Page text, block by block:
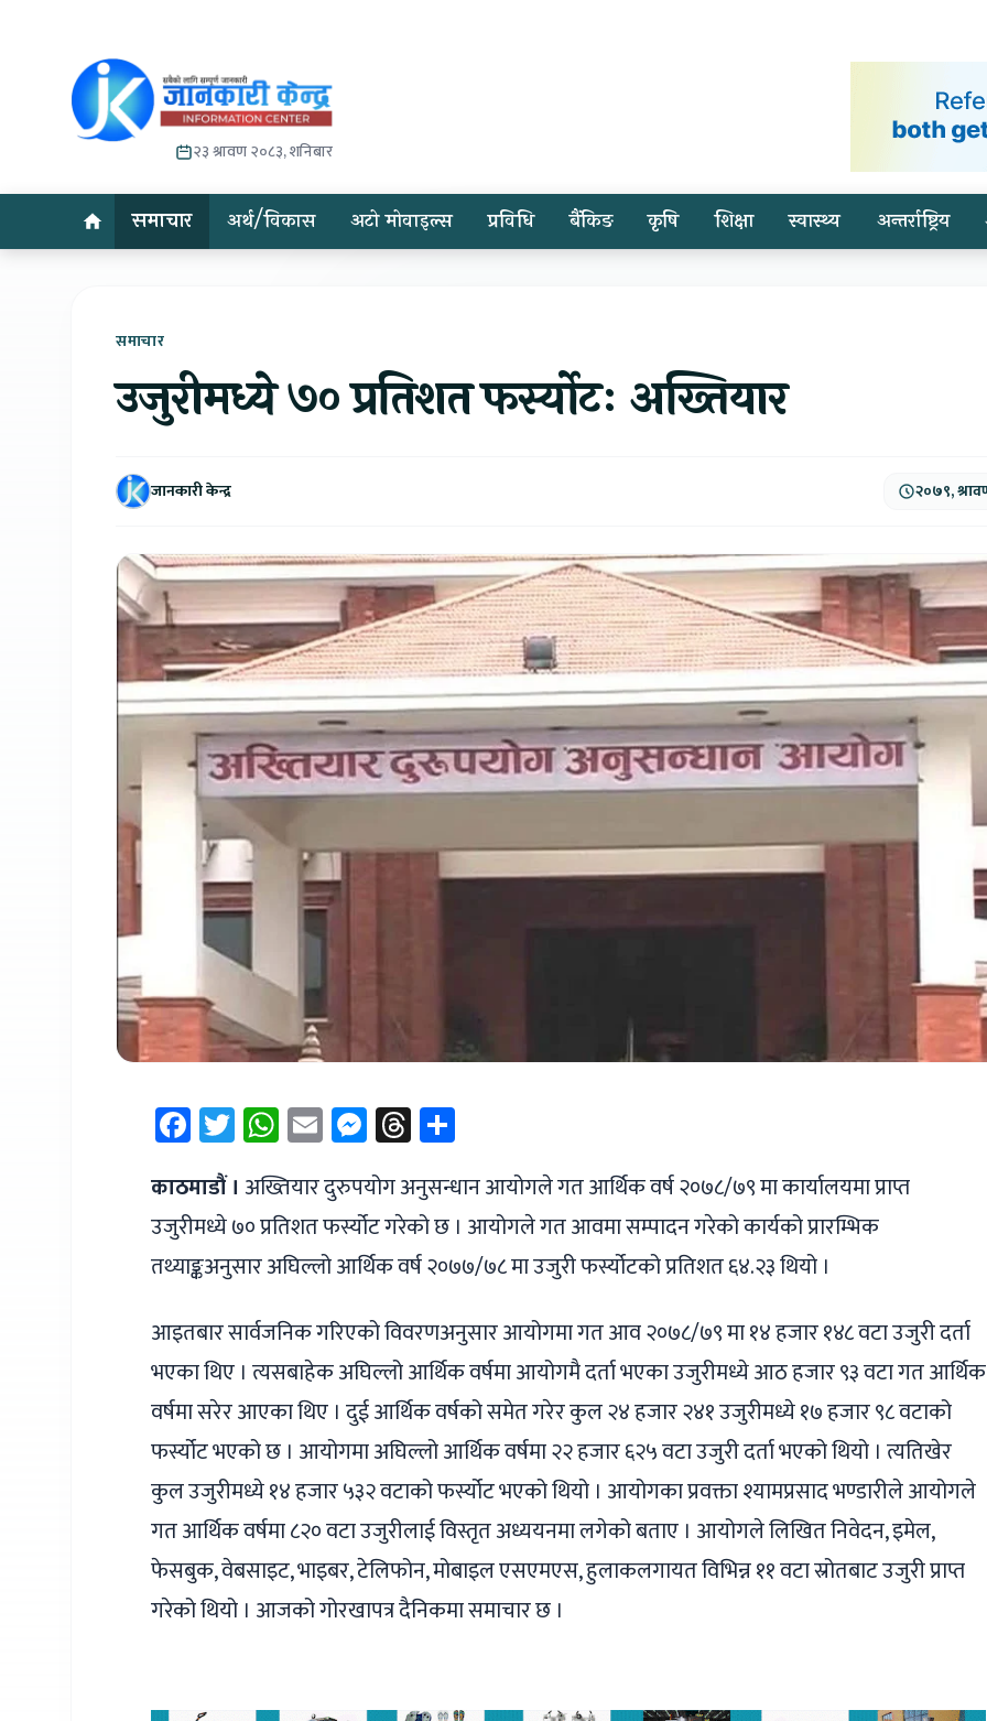
२३ श्रावण २०८३, शनिबार
समाचार अर्थ/विकास अटो मोवाइल्स प्रविधि बैंकिङ कृषि शिक्षा स्वास्थ्य अन्तर्राष्ट्रिय
समाचार
उजुरीमध्ये ७० प्रतिशत फर्स्योटः अख्तियार
जानकारी केन्द्र २०७९,
Facebook
Twitter
WhatsApp
EmailMessenger
Threads
काठमाडौं । अख्तियार दुरुपयोग अनुसन्धान आयोगले गत आर्थिक वर्ष २०७८/७९ मा कार्यालयमा प्राप्त
उजुरीमध्ये ७० प्रतिशत फर्स्योट गरेको छ । आयोगले गत आवमा सम्पादन गरेको कार्यको प्रारम्भिक
तथ्याङ्कअनुसार अघिल्लो आर्थिक वर्ष २०७७/७८ मा उजुरी फर्स्योटको प्रतिशत ६४.२३ थियो ।
आइतबार सार्वजनिक गरिएको विवरणअनुसार आयोगमा गत आव २०७८/७९ मा १४ हजार १४८ वटा उजुरी दर्ता
भएका थिए । त्यसबाहेक अघिल्लो आर्थिक वर्षमा आयोगमै दर्ता भएका उजुरीमध्ये आठ हजार ९३ वटा गत आर्थिक
वर्षमा सरेर आएका थिए । दुई आर्थिक वर्षको समेत गरेर कुल २४ हजार २४१ उजुरीमध्ये १७ हजार ९८ वटाको
फर्स्योट भएको छ । आयोगमा अघिल्लो आर्थिक वर्षमा २२ हजार ६२५ वटा उजुरी दर्ता भएको थियो । त्यतिखेर
कुल उजुरीमध्ये १४ हजार ५३२ वटाको फर्स्योट भएको थियो । आयोगका प्रवक्ता श्यामप्रसाद भण्डारीले आयोगले
गत आर्थिक वर्षमा ८२० वटा उजुरीलाई विस्तृत अध्ययनमा लगेको बताए । आयोगले लिखित निवेदन, इमेल,
फेसबुक, वेबसाइट, भाइबर, टेलिफोन, मोबाइल एसएमएस, हुलाकलगायत विभिन्न ११ वटा स्रोतबाट उजुरी प्राप्त
गरेको थियो । आजको गोरखापत्र दैनिकमा समाचार छ ।